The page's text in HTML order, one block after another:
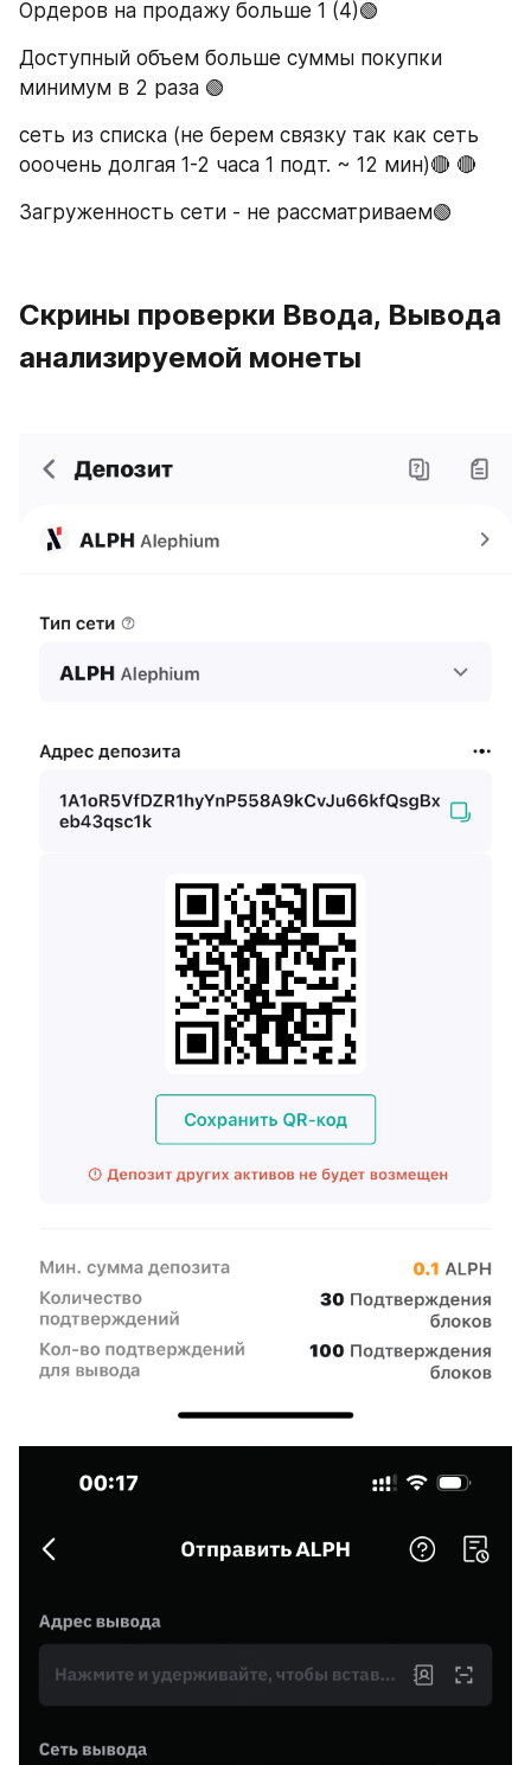
Ордеров на продажу больше 1 (4)🟢
Доступный объем больше суммы покупки
минимум в 2 раза 🟢
сеть из списка (не берем связку так как сеть
ооочень долгая 1-2 часа 1 подт. ~ 12 мин)🔴 🔴
Загруженность сети - не рассматриваем🟢
Скрины проверки Ввода, Вывода
анализируемой монеты